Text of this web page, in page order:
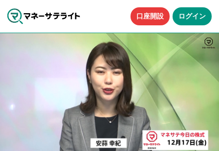
口座開設 ログイン